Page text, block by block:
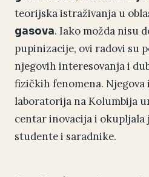
teorijska istraživanja u
gasova. Iako možda nisu
pupinizacije, ovi radovi su
njegovih interesovanja i
fizičkih fenomena. Njegova
laboratorija na Kolumbija
centar inovacija i okupljala
studente i saradnike.